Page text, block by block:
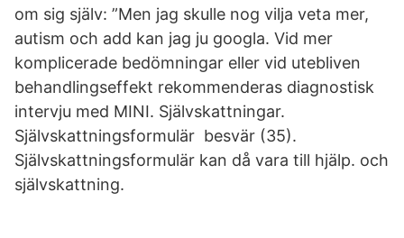
om sig själv: ”Men jag skulle nog vilja veta mer,
autism och add kan jag ju googla. Vid mer
komplicerade bedömningar eller vid utebliven
behandlingseffekt rekommenderas diagnostisk
intervju med MINI. Självskattningar.
Självskattningsformulär besvär (35).
Självskattningsformulär kan då vara till hjälp. och
självskattning.